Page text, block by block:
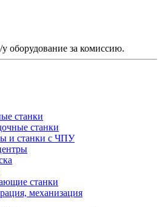
оборудование за комиссию.
станки
станки
и станки с ЧПУ
станки
механизация